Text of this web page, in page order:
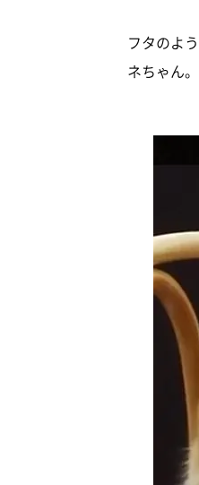
フタのよ
ネちゃん。